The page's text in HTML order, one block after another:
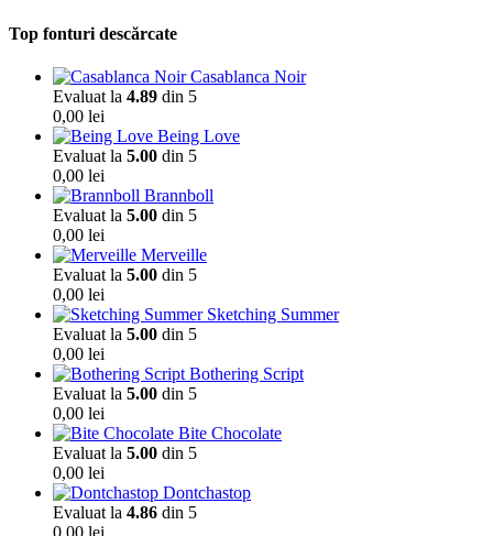
Top fonturi descărcate
Casablanca Noir
Evaluat la 4.89 din 5
0,00 lei
Being Love
Evaluat la 5.00 din 5
0,00 lei
Brannboll
Evaluat la 5.00 din 5
0,00 lei
Merveille
Evaluat la 5.00 din 5
0,00 lei
Sketching Summer
Evaluat la 5.00 din 5
0,00 lei
Bothering Script
Evaluat la 5.00 din 5
0,00 lei
Bite Chocolate
Evaluat la 5.00 din 5
0,00 lei
Dontchastop
Evaluat la 4.86 din 5
0,00 lei